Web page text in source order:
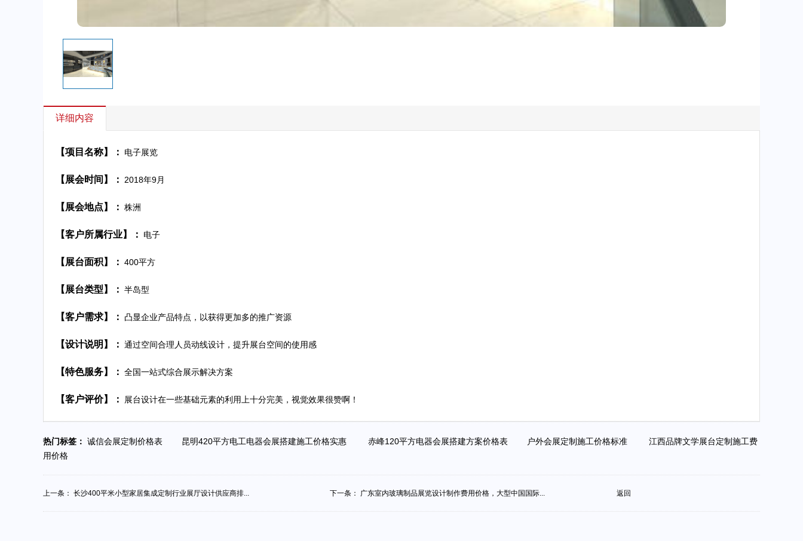
详细内容
【项目名称】： 电子展览
【展会时间】： 2018年9月
【展会地点】： 株洲
【客户所属行业】： 电子
【展台面积】： 400平方
【展台类型】： 半岛型
【客户需求】： 凸显企业产品特点，以获得更加多的推广资源
【设计说明】： 通过空间合理人员动线设计，提升展台空间的使用感
【特色服务】： 全国一站式综合展示解决方案
【客户评价】： 展台设计在一些基础元素的利用上十分完美，视觉效果很赞啊！
热门标签： 诚信会展定制价格表 昆明420平方电工电器会展搭建施工价格实惠 赤峰120平方电器会展搭建方案价格表 户外会展定制施工价格标准
江西品牌文学展台定制施工费
用价格
上一条： 长沙400平米小型家居集成定制行业展厅设计供应商排... 下一条： 广东室内玻璃制品展览设计制作费用价格，大型中国国际... 返回